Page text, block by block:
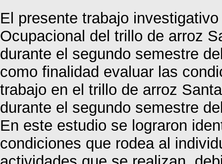
El presente trabajo
Ocupacional del trillo de arroz
durante el segundo semestre
como finalidad evaluar las
trabajo en el trillo de arroz
durante el segundo semestre
En este estudio se lograron
condiciones que rodea al